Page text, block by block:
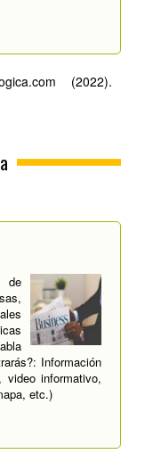
(2022).
de
Información
video informativo,
etc.)